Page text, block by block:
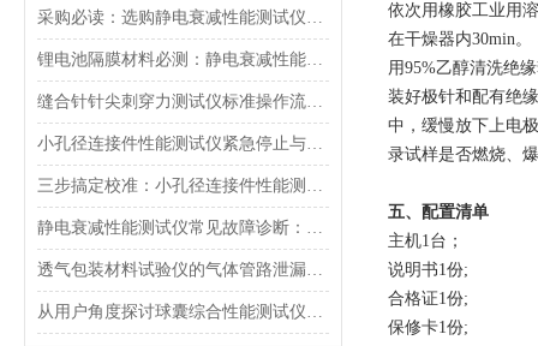
采购必读：选购静电衰减性能测试仪的5个核心参数与避坑指南
锂电池隔膜材料必测：静电衰减性能测试仪的操作难点突破
缝合针针尖刺穿力测试仪标准操作流程（SOP）及实验员培训要点
小孔径连接件性能测试仪紧急停止与异常状态下的安全复位操作
三步搞定校准：小孔径连接件性能测试仪的每日开机自检流程详解
静电衰减性能测试仪常见故障诊断：充电不稳定与电位漂移排查
透气包装材料试验仪的气体管路泄漏防护与废气排放系统详解
从用户角度探讨球囊综合性能测试仪的故障问题
依次用橡胶工业用
在干燥器内30min。
用95%乙醇清洗绝
装好极针和配有绝
中，缓慢放下上电
录试样是否燃烧、
五、配置清单
主机1台；
说明书1份;
合格证1份;
保修卡1份;